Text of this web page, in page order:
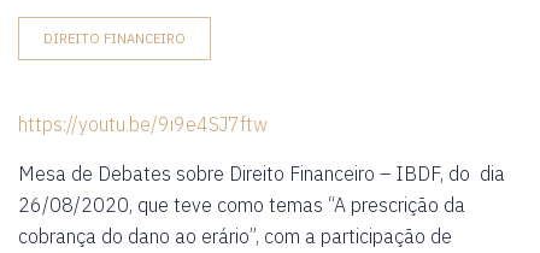
DIREITO FINANCEIRO
https://youtu.be/9i9e4SJ7ftw
Mesa de Debates sobre Direito Financeiro – IBDF, do dia
26/08/2020, que teve como temas “A prescrição da
cobrança do dano ao erário”, com a participação de